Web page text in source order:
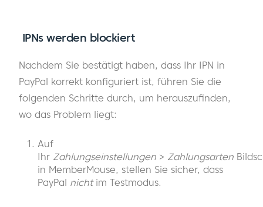
IPNs werden blockiert
Nachdem Sie bestätigt haben, dass Ihr IPN in
PayPal korrekt konfiguriert ist, führen Sie die
folgenden Schritte durch, um herauszufinden,
wo das Problem liegt:
Auf
Ihr Zahlungseinstellungen > Zahlungsarten
in MemberMouse, stellen Sie sicher, dass
PayPal nichtim Testmodus.